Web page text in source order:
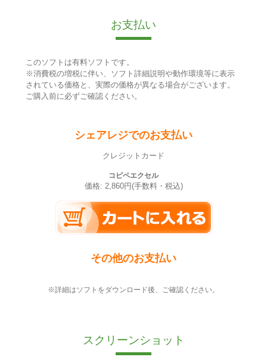
お支払い
このソフトは有料ソフトです。
※消費税の増税に伴い、ソフト詳細説明や動作環境等に表示
されている価格と、実際の価格が異なる場合がございます。
ご購入前に必ずご確認ください。
シェアレジでのお支払い
クレジットカード
コピペエクセル
価格: 2,860円(手数料・税込)
その他のお支払い
※詳細はソフトをダウンロード後、ご確認ください。
スクリーンショット